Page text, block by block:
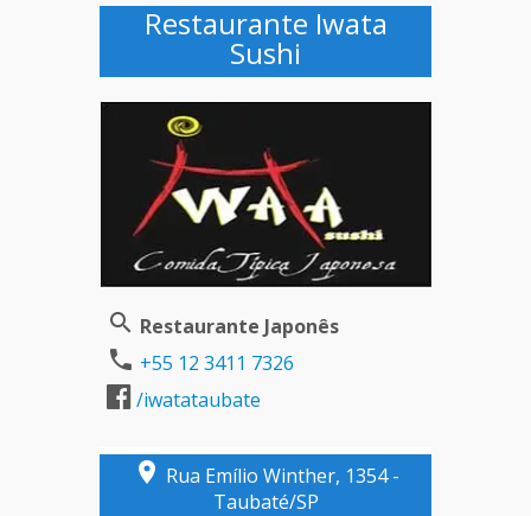
Restaurante Iwata
Sushi
Restaurante Japonês
+55 12 3411 7326
/iwatataubate
Rua Emílio Winther, 1354 -
Taubaté/SP